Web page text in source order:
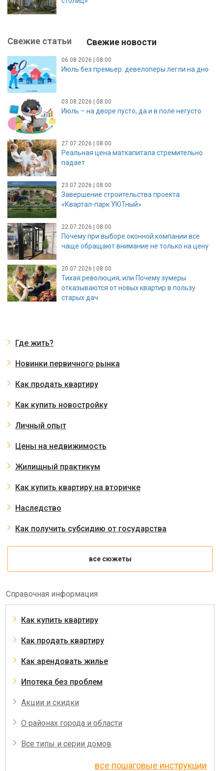
Свежие статьи Свежие новости
06.08.2026 | 08:00
Июль без премьер: девелоперы легли на дно
03.08.2026 | 08:00
Июль – на дворе пусто, да и в поле негусто
27.07.2026 | 08:00
Реальная цена маткапитала стремительно
падает
23.07.2026 | 08:00
Завершение строительства проекта
«Квартал-парк УЮТный»
22.07.2026 | 08:00
Почему при выборе оконной компании все
чаще обращают внимание не только на цену
20.07.2026 | 08:00
Тихая революция, или Почему зумеры
отказываются от новых квартир в пользу
старых дач
Где жить?
Новинки первичного рынка
Как продать квартиру
Как купить новостройку
Личный опыт
Цены на недвижимость
Жилищный практикум
Как купить квартиру на вторичке
Наследство
Как получить субсидию от государства
все сюжеты
Справочная информация
Как купить квартиру
Как продать квартиру
Как арендовать жилье
Ипотека без проблем
Акции и скидки
О районах города и области
Все типы и серии домов
все пошаговые инструкции